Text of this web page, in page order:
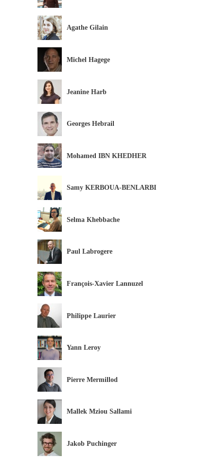
Agathe Gilain
Michel Hagege
Jeanine Harb
Georges Hebrail
Mohamed IBN KHEDHER
Samy KERBOUA-BENLARBI
Selma Khebbache
Paul Labrogere
François-Xavier Lannuzel
Philippe Laurier
Yann Leroy
Pierre Mermillod
Mallek Mziou Sallami
Jakob Puchinger